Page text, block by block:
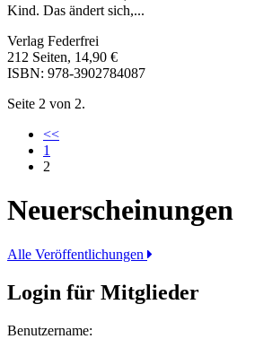
Kind. Das ändert sich,...
Verlag Federfrei
212 Seiten, 14,90 €
ISBN: 978-3902784087
Seite 2 von 2.
<<
1
2
Neuerscheinungen
Alle Veröffentlichungen
Login für Mitglieder
Benutzername: